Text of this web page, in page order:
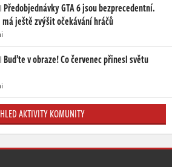
Předobjednávky GTA 6 jsou bezprecedentní.
má ještě zvýšit očekávání hráčů
Buďte v obraze! Co červenec přinesl světu
AKTIVITY KOMUNITY